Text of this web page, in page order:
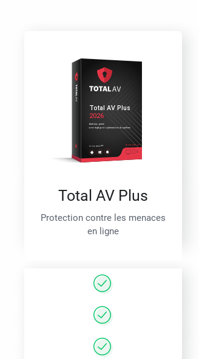
Total AV Plus
Protection contre les menaces
en ligne